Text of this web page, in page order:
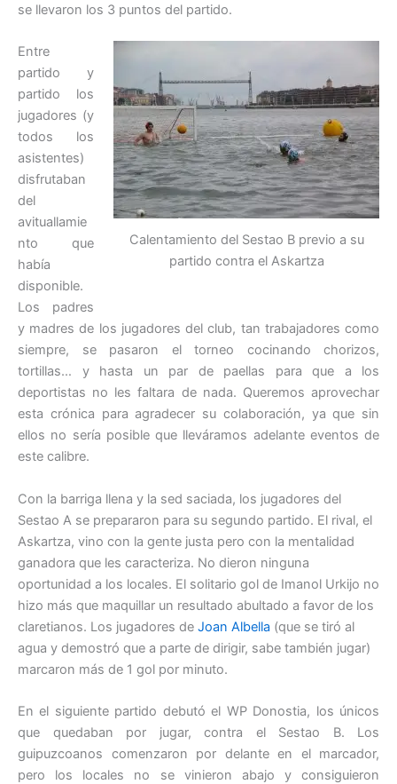
se llevaron los 3 puntos del partido.
Calentamiento del Sestao B previo a su
partido contra el Askartza
Entre
partido y
partido los
jugadores (y
todos los
asistentes)
disfrutaban
del
avituallamie
nto que
había
disponible.
Los padres
y madres de los jugadores del club, tan trabajadores como
siempre, se pasaron el torneo cocinando chorizos,
tortillas… y hasta un par de paellas para que a los
deportistas no les faltara de nada. Queremos aprovechar
esta crónica para agradecer su colaboración, ya que sin
ellos no sería posible que lleváramos adelante eventos de
este calibre.
Con la barriga llena y la sed saciada, los jugadores del
Sestao A se prepararon para su segundo partido. El rival, el
Askartza, vino con la gente justa pero con la mentalidad
ganadora que les caracteriza. No dieron ninguna
oportunidad a los locales. El solitario gol de Imanol Urkijo no
hizo más que maquillar un resultado abultado a favor de los
claretianos. Los jugadores de Joan Albella (que se tiró al
agua y demostró que a parte de dirigir, sabe también jugar)
marcaron más de 1 gol por minuto.
En el siguiente partido debutó el WP Donostia, los únicos
que quedaban por jugar, contra el Sestao B. Los
guipuzcoanos comenzaron por delante en el marcador,
pero los locales no se vinieron abajo y consiguieron